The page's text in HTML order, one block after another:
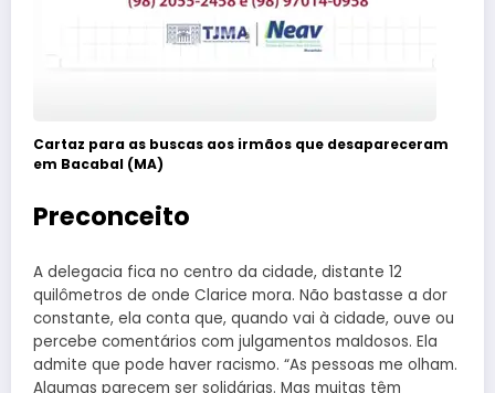
Cartaz para as buscas aos irmãos que desapareceram
em Bacabal (MA)
Preconceito
A delegacia fica no centro da cidade, distante 12
quilômetros de onde Clarice mora. Não bastasse a dor
constante, ela conta que, quando vai à cidade, ouve ou
percebe comentários com julgamentos maldosos. Ela
admite que pode haver racismo. “As pessoas me olham.
Algumas parecem ser solidárias. Mas muitas têm